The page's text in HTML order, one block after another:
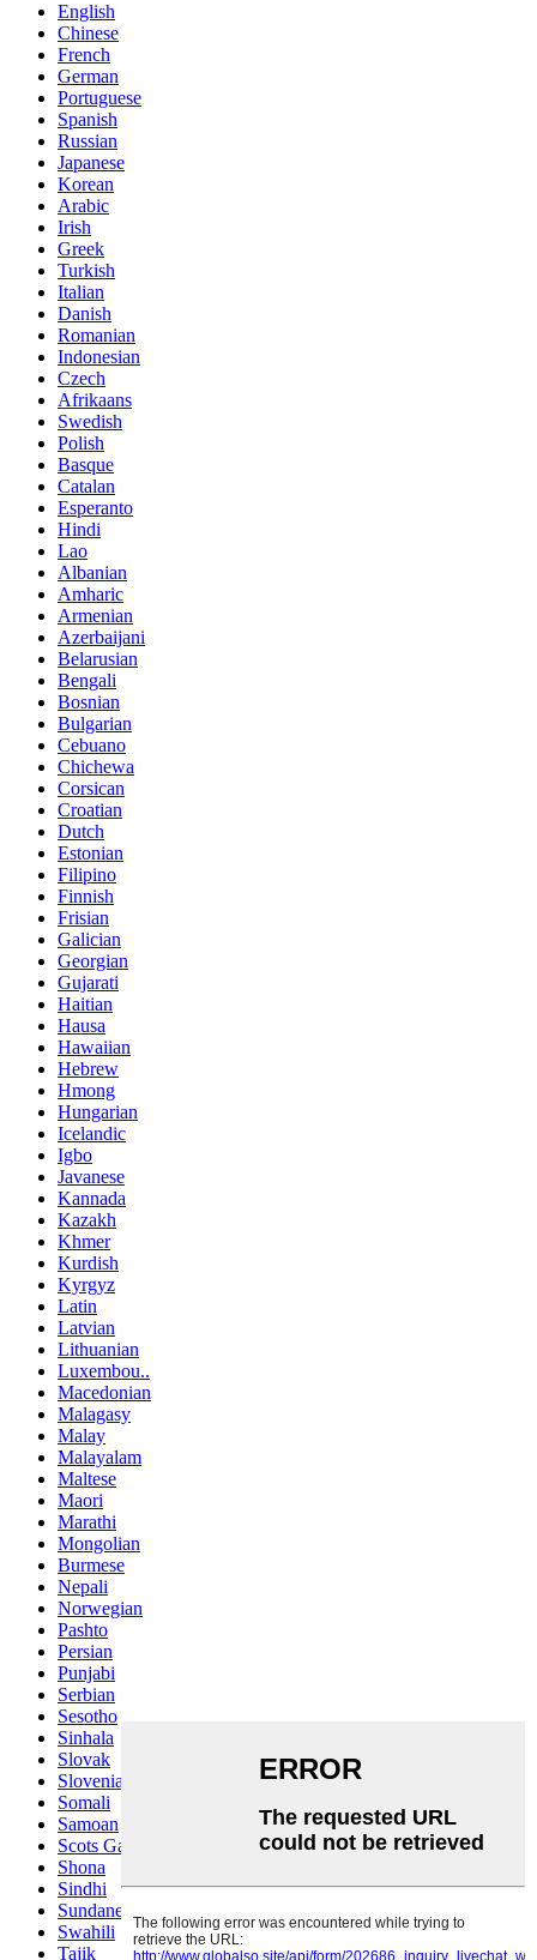
English
Chinese
French
German
Portuguese
Spanish
Russian
Japanese
Korean
Arabic
Irish
Greek
Turkish
Italian
Danish
Romanian
Indonesian
Czech
Afrikaans
Swedish
Polish
Basque
Catalan
Esperanto
Hindi
Lao
Albanian
Amharic
Armenian
Azerbaijani
Belarusian
Bengali
Bosnian
Bulgarian
Cebuano
Chichewa
Corsican
Croatian
Dutch
Estonian
Filipino
Finnish
Frisian
Galician
Georgian
Gujarati
Haitian
Hausa
Hawaiian
Hebrew
Hmong
Hungarian
Icelandic
Igbo
Javanese
Kannada
Kazakh
Khmer
Kurdish
Kyrgyz
Latin
Latvian
Lithuanian
Luxembou..
Macedonian
Malagasy
Malay
Malayalam
Maltese
Maori
Marathi
Mongolian
Burmese
Nepali
Norwegian
Pashto
Persian
Punjabi
Serbian
Sesotho
Sinhala
Slovak
Slovenian
Somali
Samoan
Scots Gaelic
Shona
Sindhi
Sundanese
Swahili
Tajik